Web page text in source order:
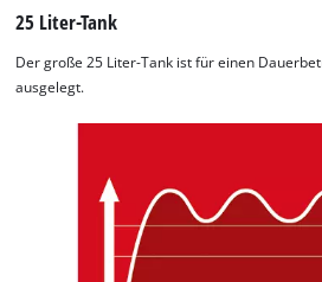
25 Liter-Tank
Der große 25 Liter-Tank ist für einen
ausgelegt.